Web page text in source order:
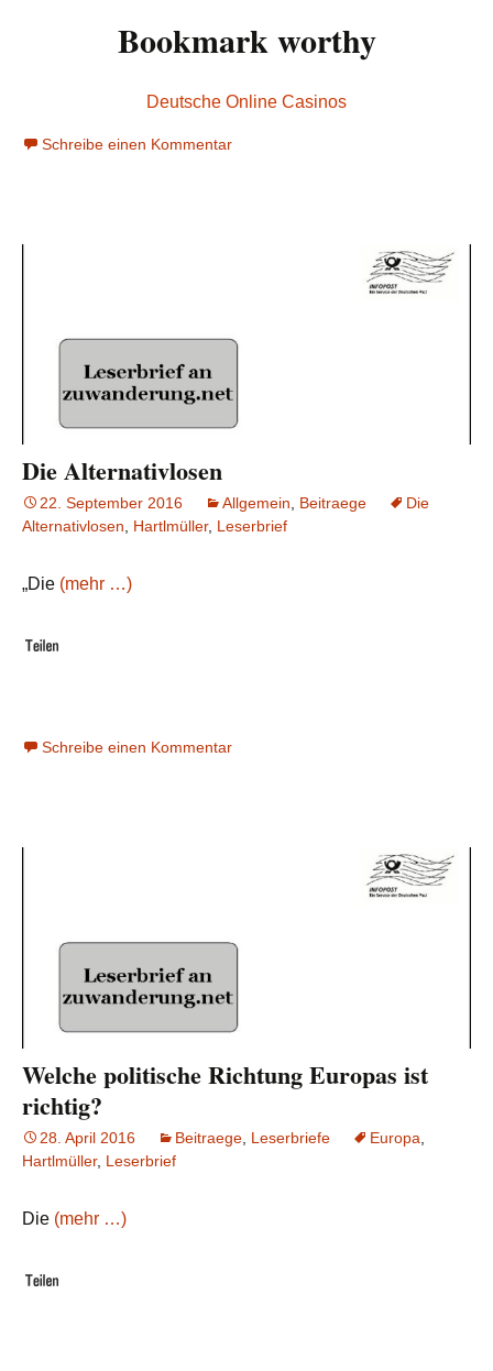
Bookmark worthy
Deutsche Online Casinos
Schreibe einen Kommentar
Die Alternativlosen
22. September 2016 Allgemein Beitraege
Die
Alternativlosen
Hartlmüller, Leserbrief
„Die (mehr …)
Schreibe einen Kommentar
Welche politische Richtung Europas ist
richtig?
28. April 2016 Beitraege Leserbriefe Europa
Hartlmüller, Leserbrief
Die (mehr …)